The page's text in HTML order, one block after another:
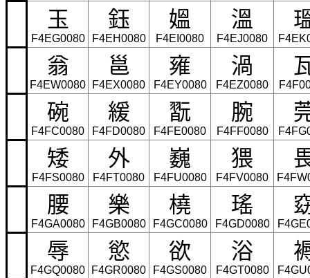
玉
F4EG0080
鈺
F4EH0080
媼
F4EI0080
溫
F4EJ0080
翁
F4EW0080
邕
F4EX0080
雍
F4EY0080
渦
F4EZ0080
碗
F4FC0080
緩
F4FD0080
翫
F4FE0080
腕
F4FF0080
矮
F4FS0080
外
F4FT0080
巍
F4FU0080
猥
F4FV0080
腰
F4GA0080
樂
F4GB0080
橈
F4GC0080
瑤
F4GD0080
辱
F4GQ0080
慾
F4GR0080
欲
F4GS0080
浴
F4GT0080